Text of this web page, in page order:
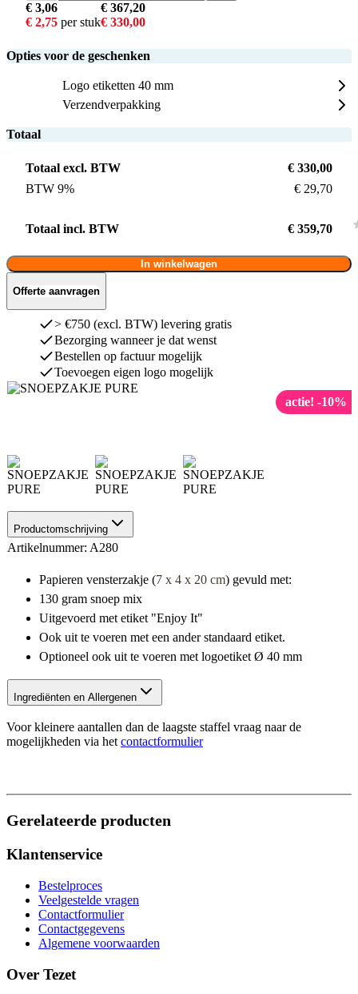
€ 3,06
€ 2,75 per stuk
€ 367,20
€ 330,00
Opties voor de geschenken
Logo etiketten 40 mm
Verzendverpakking
Totaal
Totaal excl. BTW
€ 330,00
BTW 9%
€ 29,70
Totaal incl. BTW € 359,70
In winkelwagen
Offerte aanvragen
> €750 (excl. BTW) levering gratis
Bezorging wanneer je dat wenst
Bestellen op factuur mogelijk
Toevoegen eigen logo mogelijk
actie! -10%
Productomschrijving
Artikelnummer: A280
Papieren vensterzakje (7 x 4 x 20 cm) gevuld met:
130 gram snoep mix
Uitgevoerd met etiket "Enjoy It"
Ook uit te voeren met een ander standaard etiket.
Optioneel ook uit te voeren met logoetiket Ø 40 mm
Ingrediënten en Allergenen
Voor kleinere aantallen dan de laagste staffel vraag naar de
mogelijkheden via hetcontactformulier
Gerelateerde producten
Klantenservice
Bestelproces
Veelgestelde vragen
Contactformulier
Contactgegevens
Algemene voorwaarden
Over Tezet